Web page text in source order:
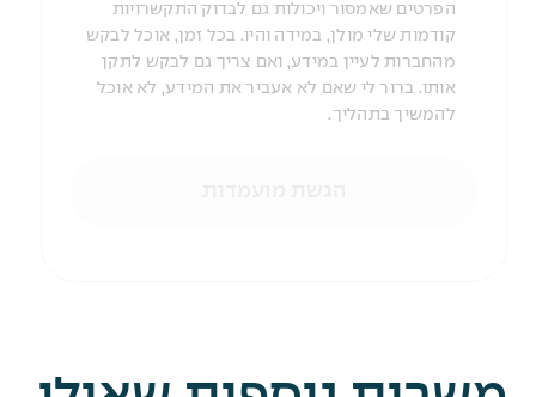
הפרטים שאמסור ויכולות גם לבדוק התקשרויות
קודמות שלי מולן, במידה והיו. בכל זמן, אוכל לבקש
מהחברות לעיין במידע, ואם צריך גם לבקש לתקן
אותו. ברור לי שאם לא אעביר את המידע, לא אוכל
להמשיך בתהליך.